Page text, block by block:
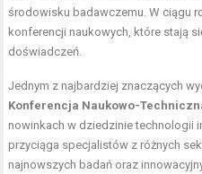
środowisku badawczemu. W ciągu
konferencji naukowych, które stają
doświadczeń.
Jednym z najbardziej znaczących
Konferencja Naukowo-
nowinkach w dziedzinie technologii
przyciąga specjalistów z różnych
najnowszych badań oraz